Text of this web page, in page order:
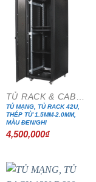
TỦ MẠNG, TỦ RACK 42U,
THÉP TỪ 1.5MM-2.0MM,
MÀU ĐEN/GHI
4,500,000₫